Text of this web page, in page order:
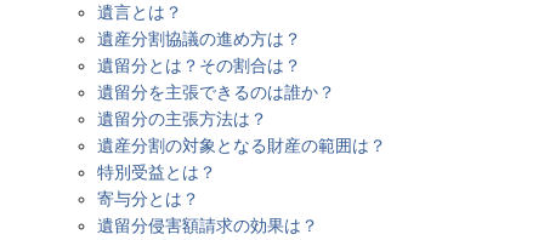
遺言とは？
遺産分割協議の進め方は？
遺留分とは？その割合は？
遺留分を主張できるのは誰か？
遺留分の主張方法は？
遺産分割の対象となる財産の範囲は？
特別受益とは？
寄与分とは？
遺留分侵害額請求の効果は？